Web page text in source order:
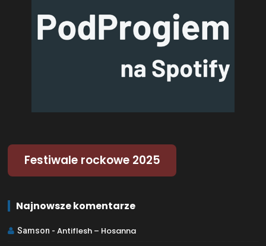
Festiwale rockowe 2025
Najnowsze komentarze
Samson - Antiflesh – Hosanna